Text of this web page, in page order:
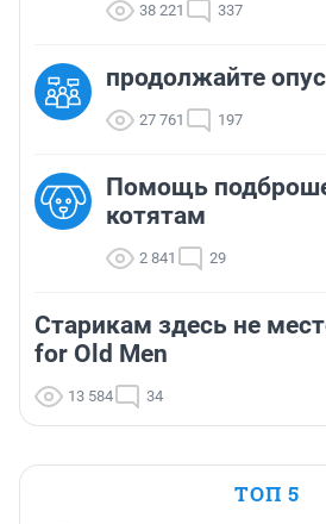
38 221 337
продолжайте опус
27 761 197
Помощь
котятам
2 841 29
Старикам здесь не
for Old Men
13 584 34
ТОП 5